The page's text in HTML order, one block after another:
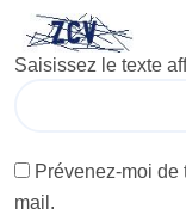
Saisissez le texte
Prévenez-moi de
mail.